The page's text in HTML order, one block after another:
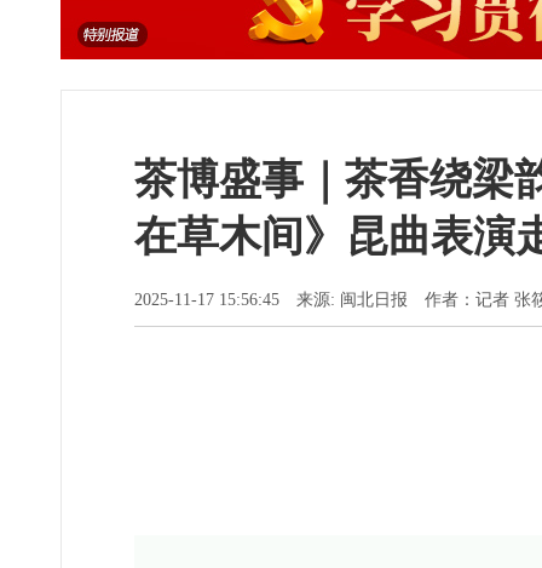
茶博盛事｜茶香绕梁
在草木间》昆曲表演
2025-11-17 15:56:45 来源: 闽北日报 作者：记者 张